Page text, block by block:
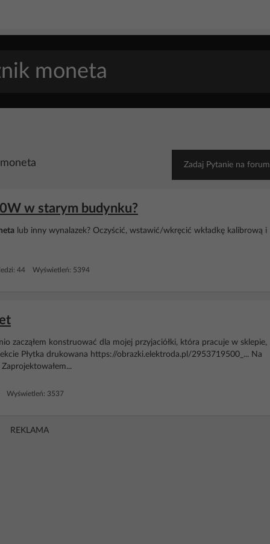
Zadaj Pytanie na forum
w starym budynku?
lub inny wynalazek? Oczyścić, wstawić/wkręcić wkładkę kalibrową i
44 Wyświetleń: 5394
zacząłem konstruować dla mojej przyjaciółki, która pracuje w sklepie,
Płytka drukowana https://obrazki.elektroda.pl/2953719500_... Na
Wyświetleń: 3537
REKLAMA